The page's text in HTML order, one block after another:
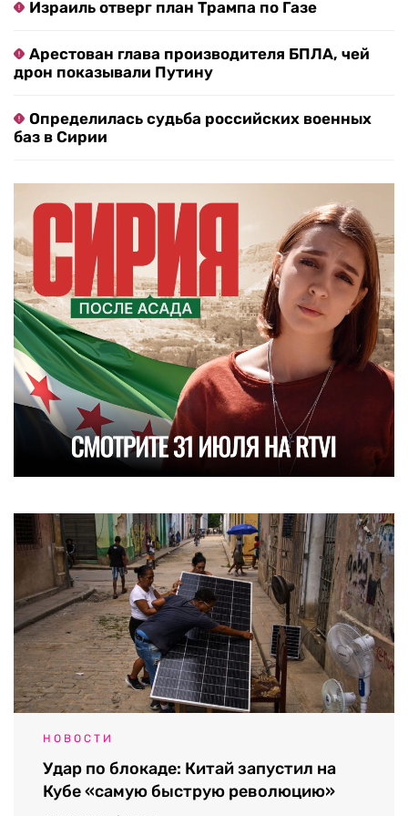
Израиль отверг план Трампа по Газе
Арестован глава производителя БПЛА, чей
дрон показывали Путину
Определилась судьба российских военных
баз в Сирии
НОВОСТИ
Удар по блокаде: Китай запустил на
Кубе «самую быструю революцию»